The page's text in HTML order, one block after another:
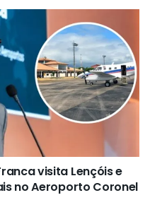
visita Lençóis e
no Aeroporto Coronel